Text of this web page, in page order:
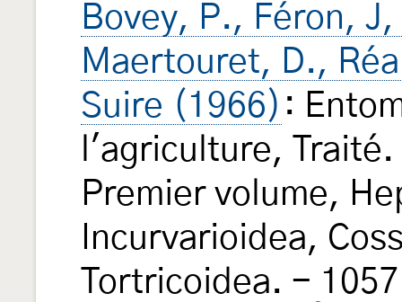
Bovey, P., Féron,
Maertouret, D.,
Suire (1966) :
l'agriculture,
Premier volume,
Incurvarioidea,
Tortricoidea. -